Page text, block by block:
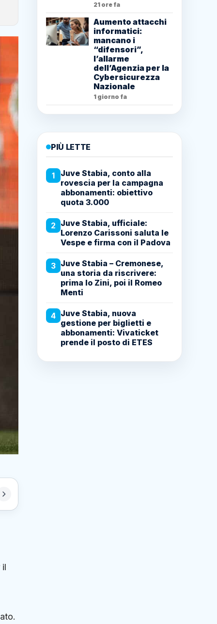
il
21 ore fa
Aumento attacchi
informatici:
mancano i
“difensori”,
l’allarme
dell’Agenzia per la
Cybersicurezza
Nazionale
1 giorno fa
PIÙ LETTE
1
Juve Stabia, conto alla
rovescia per la campagna
abbonamenti: obiettivo
quota 3.000
2 Juve Stabia, ufficiale:
Lorenzo Carissoni saluta le
Vespe e firma con il Padova
3 Juve Stabia – Cremonese,
una storia da riscrivere:
prima lo Zini, poi il Romeo
Menti
4 Juve Stabia, nuova
gestione per biglietti e
abbonamenti: Vivaticket
prende il posto di ETES